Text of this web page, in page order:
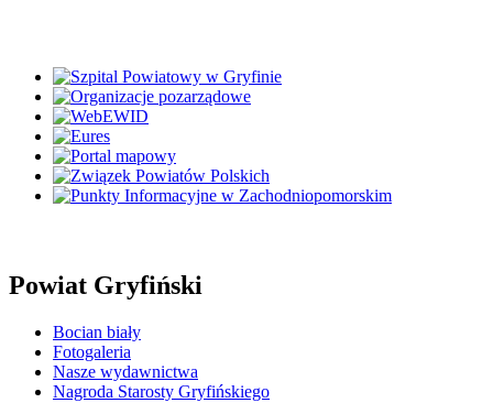
Powiat Gryfiński
Bocian biały
Fotogaleria
Nasze wydawnictwa
Nagroda Starosty Gryfińskiego